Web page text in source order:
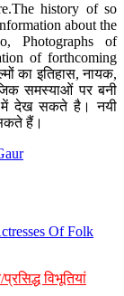
history of so
about the
Photographs of
of forthcoming
का इतिहास, नायक,
समस्याओं पर बनी
में देख सकते है। नयी
हैं।
Of Folk
विभूतियां